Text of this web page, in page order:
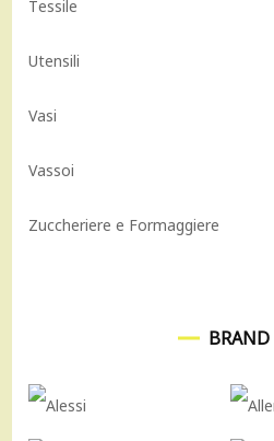
Tessile
Utensili
Vasi
Vassoi
Zuccheriere e Formaggiere
BRAND